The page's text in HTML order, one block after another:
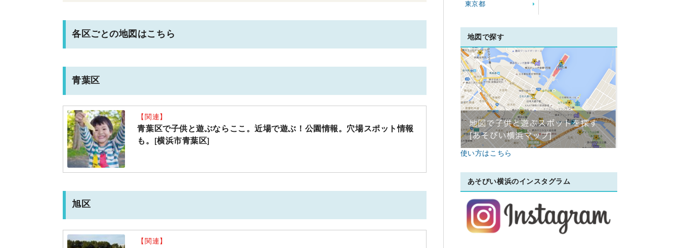
各区ごとの地図はこちら
青葉区
【関連】
青葉区で子供と遊ぶならここ。近場で遊ぶ！公園情報。穴場スポット情報
も。[横浜市青葉区]
旭区
【関連】
東京都
地図で探す
使い方はこちら
あそびい横浜のインスタグラム